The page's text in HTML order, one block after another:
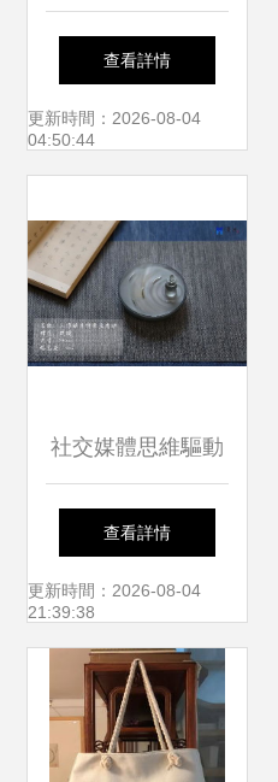
設計與文藝創作共
舞
查看詳情
更新時間：2026-08-04
04:50:44
社交媒體思維驅動
下的文創產品設計
與文化經紀人服務
創新
查看詳情
更新時間：2026-08-04
21:39:38